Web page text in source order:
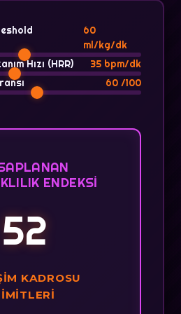
60
ml/kg/dk
Hızı (HRR)
35bpm/dk
60/100
ENDEKSI
52
KADROSU